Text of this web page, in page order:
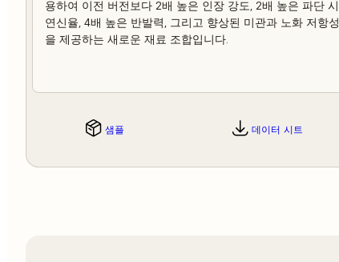
용하여 이전 버전보다 2배 높은 인장 강도, 2배 높은 파단 시
연신율, 4배 높은 반발력, 그리고 향상된 미관과 노화 저항성
을 제공하는 새로운 재료 조합입니다.
샘플 데이터 시트